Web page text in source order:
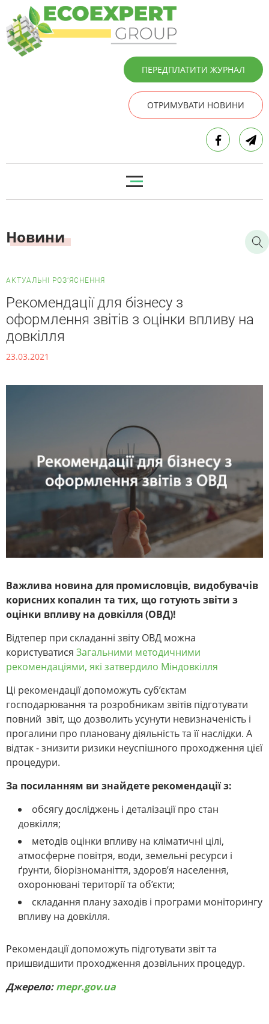
ПЕРЕДПЛАТИТИ ЖУРНАЛ
ОТРИМУВАТИ НОВИНИ
Новини
АКТУАЛЬНІ РОЗ’ЯСНЕННЯ
Рекомендації для бізнесу з
оформлення звітів з оцінки впливу на
довкілля
23.03.2021
Важлива новина для промисловців, видобувачів
корисних копалин та тих, що готують звіти з
оцінки впливу на довкілля (ОВД)!
Відтепер при складанні звіту ОВД можна
користуватися Загальними методичними
рекомендаціями, які затвердило Міндовкілля
Ці рекомендації допоможуть суб’єктам
господарювання та розробникам звітів підготувати
повний звіт, що дозволить усунути невизначеність і
прогалини про плановану діяльність та її наслідки. А
відтак - знизити ризики неуспішного проходження цієї
процедури.
За посиланням ви знайдете рекомендації з:
обсягу досліджень і деталізації про стан
довкілля;
методів оцінки впливу на кліматичні цілі,
атмосферне повітря, води, земельні ресурси і
ґрунти, біорізноманіття, здоров’я населення,
охоронювані території та об’єкти;
складання плану заходів і програми моніторингу
впливу на довкілля.
Рекомендації допоможуть підготувати звіт та
пришвидшити проходження дозвільних процедур.
Джерело:mepr.gov.ua